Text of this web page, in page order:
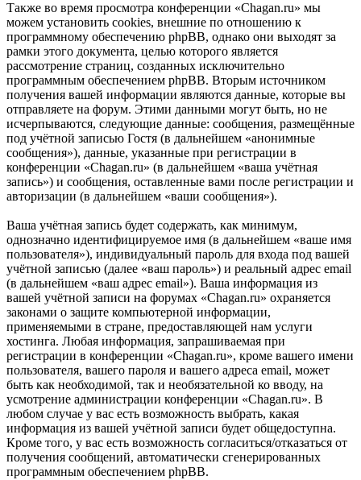
Также во время просмотра конференции «Chagan.ru» мы
можем установить cookies, внешние по отношению к
программному обеспечению phpBB, однако они выходят за
рамки этого документа, целью которого является
рассмотрение страниц, созданных исключительно
программным обеспечением phpBB. Вторым источником
получения вашей информации являются данные, которые вы
отправляете на форум. Этими данными могут быть, но не
исчерпываются, следующие данные: сообщения, размещённые
под учётной записью Гостя (в дальнейшем «анонимные
сообщения»), данные, указанные при регистрации в
конференции «Chagan.ru» (в дальнейшем «ваша учётная
запись») и сообщения, оставленные вами после регистрации и
авторизации (в дальнейшем «ваши сообщения»).
Ваша учётная запись будет содержать, как минимум,
однозначно идентифицируемое имя (в дальнейшем «ваше имя
пользователя»), индивидуальный пароль для входа под вашей
учётной записью (далее «ваш пароль») и реальный адрес email
(в дальнейшем «ваш адрес email»). Ваша информация из
вашей учётной записи на форумах «Chagan.ru» охраняется
законами о защите компьютерной информации,
применяемыми в стране, предоставляющей нам услуги
хостинга. Любая информация, запрашиваемая при
регистрации в конференции «Chagan.ru», кроме вашего имени
пользователя, вашего пароля и вашего адреса email, может
быть как необходимой, так и необязательной ко вводу, на
усмотрение администрации конференции «Chagan.ru». В
любом случае у вас есть возможность выбрать, какая
информация из вашей учётной записи будет общедоступна.
Кроме того, у вас есть возможность согласиться/отказаться от
получения сообщений, автоматически сгенерированных
программным обеспечением phpBB.